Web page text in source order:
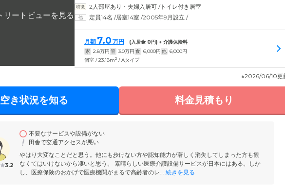
2人部屋あり・夫婦入居可 /トイレ付き居室
定員14名 /居室14室 /2005年9月設立 /
月額 7.0 万円 (入居金 0円) + 介護保険料
家 2.8万円 管 3.0万円 食 6,000円 他 6,000円
個室 / 23.18m2 / Aタイプ
※2026/06/10更
空き状況を知る 料金見積もり
3.2
不要なサービスや設備がない
田舎で交通アクセスが悪い
やはり大変なことだと思う。他にも歩けない方や認知能力が著しく消失してしまった方も観
なくてはいけないから凄いと思う。 素晴らしい医療介護設備サービスが日本にはある。しか
し、医療保険のおかげで医療機関がまるで高齢者のレ...
続きを見る